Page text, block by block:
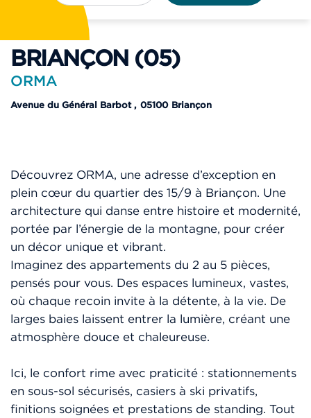
BRIANÇON (05)
ORMA
Avenue du Général Barbot, 05100 Briançon
Découvrez ORMA, une adresse d’exception en
plein cœur du quartier des 15/9 à Briançon. Une
architecture qui danse entre histoire et modernité,
portée par l’énergie de la montagne, pour créer
un décor unique et vibrant.
Imaginez des appartements du 2 au 5 pièces,
pensés pour vous. Des espaces lumineux, vastes,
où chaque recoin invite à la détente, à la vie. De
larges baies laissent entrer la lumière, créant une
atmosphère douce et chaleureuse.
Ici, le confort rime avec praticité : stationnements
en sous-sol sécurisés, casiers à ski privatifs,
finitions soignées et prestations de standing. Tout